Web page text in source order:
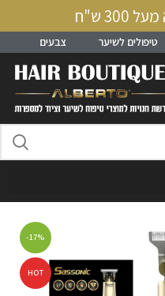
ש"ח
טיפולים לשיער צבעים
-17%
HOT